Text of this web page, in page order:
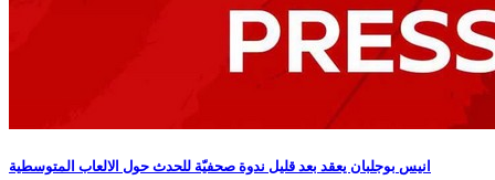
انيس بوجلبان يعقد بعد قليل ندوة صحفيّة للحدث حول الالعاب المتوسطية